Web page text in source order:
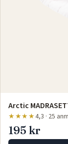
Arctic
★★★★4,3 · 25
195 kr